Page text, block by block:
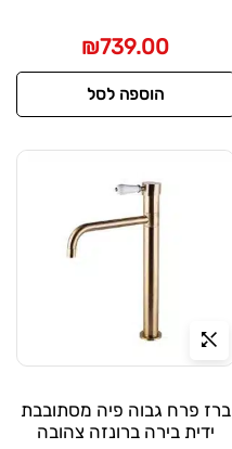
₪739.00
הוספה לסל
ברז פרח גבוה פיה מסתובבת
ידית בירה ברונזה צהובה